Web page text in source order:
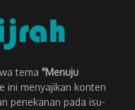
tema "Menuju
ini menyajikan konten
penekanan pada isu-